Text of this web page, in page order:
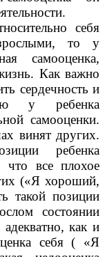
себя
то у
самооценка,
Как важно
сердечность и
у ребенка
самооценки.
винят других.
ребенка
что все плохое
(«Я хороший,
такой позиции
состоянии
как и
себя ( «Я